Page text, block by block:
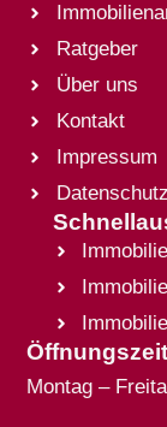
Ratgeber
Über uns
Kontakt
Impressum
Datenschutz
Montag –